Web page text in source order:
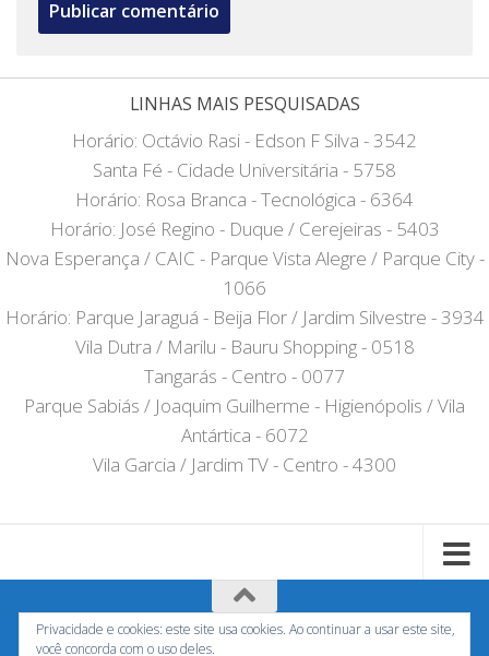
LINHAS MAIS PESQUISADAS
Horário: Octávio Rasi - Edson F Silva - 3542
Santa Fé - Cidade Universitária - 5758
Horário: Rosa Branca - Tecnológica - 6364
Horário: José Regino - Duque / Cerejeiras - 5403
Nova Esperança / CAIC - Parque Vista Alegre / Parque City -
1066
Horário: Parque Jaraguá - Beija Flor / Jardim Silvestre - 3934
Vila Dutra / Marilu - Bauru Shopping - 0518
Tangarás - Centro - 0077
Parque Sabiás / Joaquim Guilherme - Higienópolis / Vila
Antártica - 6072
Vila Garcia / Jardim TV - Centro - 4300
Horariodeonibusbauru.com - Não tem nenhum vinculo
Privacidade e cookies: este site usa cookies. Ao continuar a usar este site,
você concorda com o uso deles.